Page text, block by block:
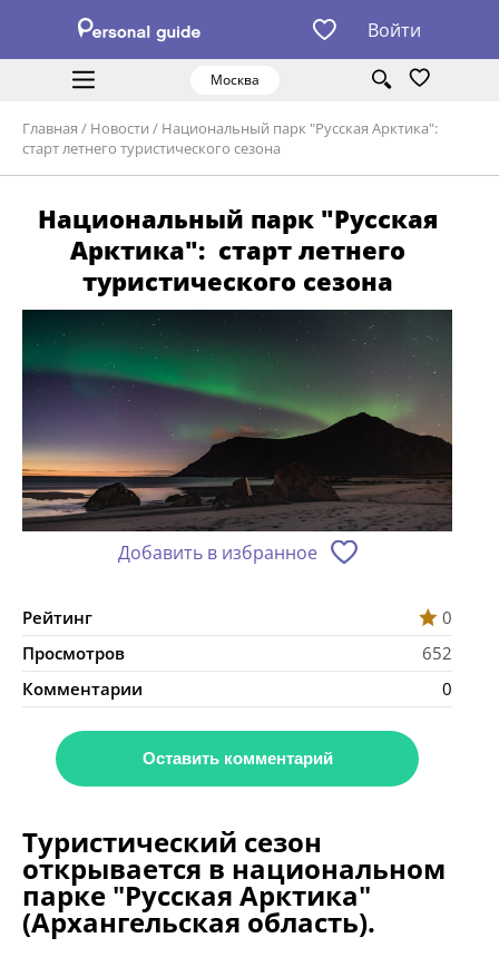
Войти
Москва
Главная / Новости / Национальный парк "Русская Арктика":
старт летнего туристического сезона
Национальный парк "Русская
Арктика": старт летнего
туристического сезона
Добавить в избранное
Рейтинг
0
Просмотров
652
Комментарии
0
Оставить комментарий
Туристический сезон
открывается в национальном
парке "Русская Арктика"
(Архангельская область).